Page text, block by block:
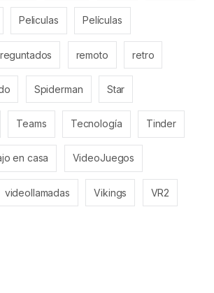
Peliculas Películas
remoto retro
Spiderman Star
Teams Tecnología Tinder
en casa VideoJuegos
videollamadas Vikings VR2